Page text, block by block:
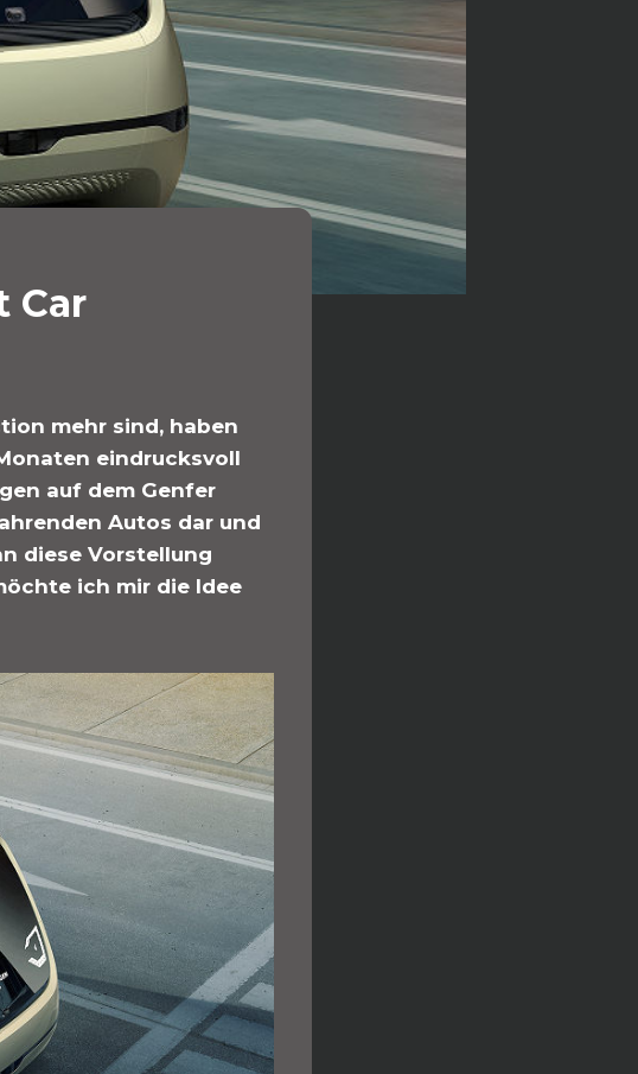
Car
mehr sind, haben
eindrucksvoll
auf dem Genfer
Autos dar und
diese Vorstellung
ich mir die Idee